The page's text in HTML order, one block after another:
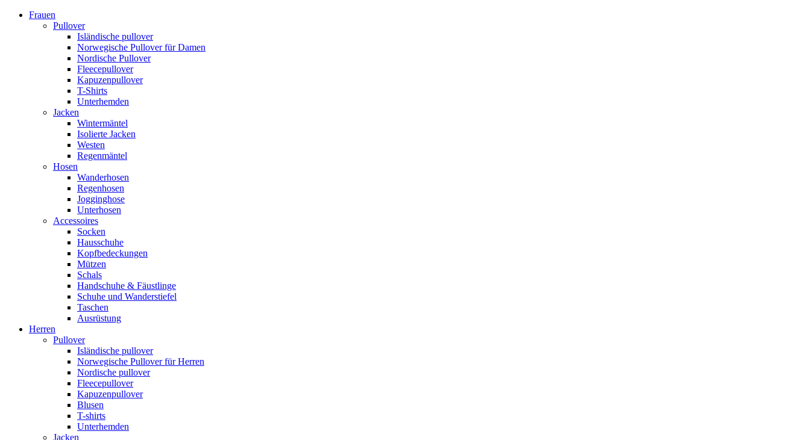
Frauen
Pullover
Isländische pullover
Norwegische Pullover für Damen
Nordische Pullover
Fleecepullover
Kapuzenpullover
T-Shirts
Unterhemden
Jacken
Wintermäntel
Isolierte Jacken
Westen
Regenmäntel
Hosen
Wanderhosen
Regenhosen
Jogginghose
Unterhosen
Accessoires
Socken
Hausschuhe
Kopfbedeckungen
Mützen
Schals
Handschuhe & Fäustlinge
Schuhe und Wanderstiefel
Taschen
Ausrüstung
Herren
Pullover
Isländische pullover
Norwegische Pullover für Herren
Nordische pullover
Fleecepullover
Kapuzenpullover
Blusen
T-shirts
Unterhemden
Jacken